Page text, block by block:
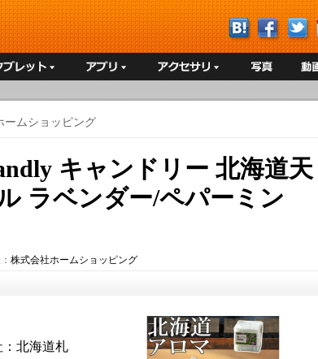
ームショッピング
キャンドリー 北海道天
ラベンダー/ペパーミン
株式会社ホームショッピング
北海道札